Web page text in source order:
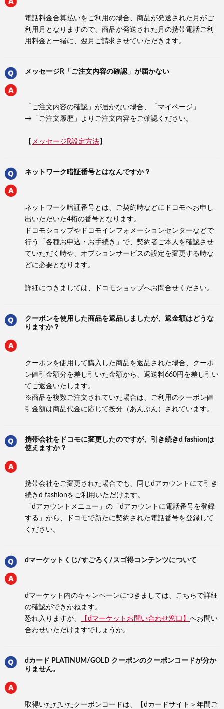
電話料金合算払いをご利用の場合、商品が発送された月がご
利用月となりますので、商品が発送された月の携帯電話ご利
用料金と一緒に、翌月ご請求させていただきます。
メッセージR「ご注文内容の確認」が届かない
「ご注文内容の確認」が届かない場合、「マイページ」
→「ご注文履歴」よりご注文内容をご確認ください。
【 メッセージR設定方法】
ネットワーク暗証番号とはなんですか？
ネットワーク暗証番号とは、ご契約時などにドコモへお申し
出いただいた4桁の番号となります。
ドコモショップやドコモインフォメーションセンターなどで
行う「各種お申込・お手続き」で、契約者ご本人を確認させ
ていただく時や、オプションサービスの設定を変更する時な
どに必要となります。
詳細につきましては、ドコモショップへお問合せください。
クーポンを使用した商品を返品しましたが、返金額はどうな
りますか？
クーポンを使用して購入した商品を返品された場合、クーポ
ン値引金額分を差し引いた金額から、返送料660円を差し引い
てご返金いたします。
※商品を複数ご注文されていた場合は、ご利用のクーポン値
引金額は商品代金に応じて按分（あんぶん）されています。
携帯会社をドコモに変更したのですが、引き続きd fashionは
使えますか？
携帯会社をご変更された場合でも、同じdアカウントにて引き
続きd fashionをご利用いただけます。
「dアカウントメニュー」の「dアカウントに電話番号を登録
する」から、ドコモで新たに契約された電話番号を登録して
ください。
dマーケットくじ/すごろく/スゴ得コンテンツについて
dマーケット内のキャンペーンにつきましては、こちらで詳細
の確認ができかねます。
恐れ入りますが、
【dマーケットお問い合わせ窓口】 へお問い
合わせいただけますでしょうか。
dカード PLATINUM/GOLD クーポンのクーポンコードが分か
りません。
取得いただいたクーポンコードは、【dカードサイト＞年間ご